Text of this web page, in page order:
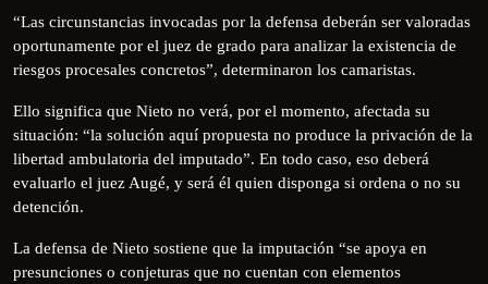
“Las circunstancias invocadas por la defensa deberán ser valoradas
oportunamente por el juez de grado para analizar la existencia de
riesgos procesales concretos”, determinaron los camaristas.
Ello significa que Nieto no verá, por el momento, afectada su
situación: “la solución aquí propuesta no produce la privación de la
libertad ambulatoria del imputado”. En todo caso, eso deberá
evaluarlo el juez Augé, y será él quien disponga si ordena o no su
detención.
La defensa de Nieto sostiene que la imputación “se apoya en
presunciones o conjeturas que no cuentan con elementos